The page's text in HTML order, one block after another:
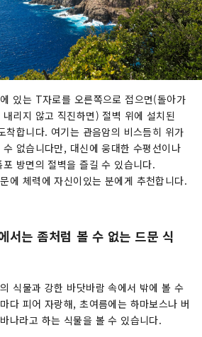
있는 T자로를 오른쪽으로 접으면(돌아가
리지 않고 직진하면) 절벽 위에 설치된
착합니다. 여기는 관음암의 비스듬히 위가
없습니다만, 대신에 웅대한 수평선이나
방면의 절벽을 즐길 수 있습니다.
에 체력에 자신이있는 분에게 추천합니다.
서는 좀처럼 볼 수 없는 드문 식
식물과 강한 바닷바람 속에서 밖에 볼 수
다 피어 자랑해, 초여름에는 하마보스나 버
나라고 하는 식물을 볼 수 있습니다.